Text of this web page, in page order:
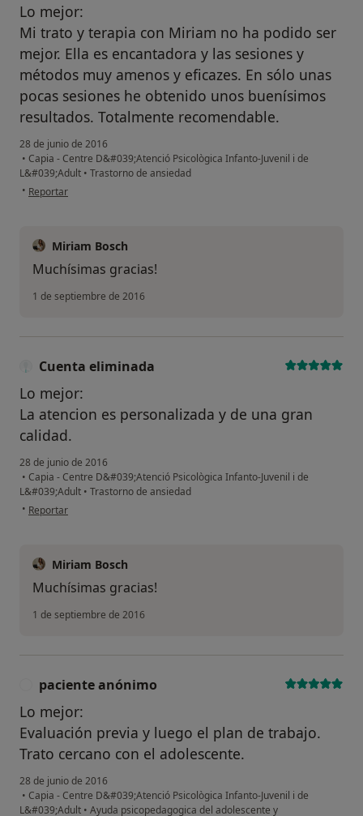
Lo mejor:
Mi trato y terapia con Miriam no ha podido ser
mejor. Ella es encantadora y las sesiones y
métodos muy amenos y eficazes. En sólo unas
pocas sesiones he obtenido unos buenísimos
resultados. Totalmente recomendable.
28 de junio de 2016
• Capia - Centre D&#039;Atenció Psicològica Infanto-Juvenil i de
L&#039;Adult • Trastorno de ansiedad
• en opinión del usuario Cuenta eliminada
Reportar
Miriam Bosch
Muchísimas gracias!
1 de septiembre de 2016
Cuenta eliminada
Lo mejor:
La atencion es personalizada y de una gran
calidad.
28 de junio de 2016
• Capia - Centre D&#039;Atenció Psicològica Infanto-Juvenil i de
L&#039;Adult • Trastorno de ansiedad
• en opinión del usuario Cuenta eliminada
Reportar
Miriam Bosch
Muchísimas gracias!
1 de septiembre de 2016
paciente anónimo
Lo mejor:
Evaluación previa y luego el plan de trabajo.
Trato cercano con el adolescente.
28 de junio de 2016
• Capia - Centre D&#039;Atenció Psicològica Infanto-Juvenil i de
L&#039;Adult • Ayuda psicopedagogica del adolescente y